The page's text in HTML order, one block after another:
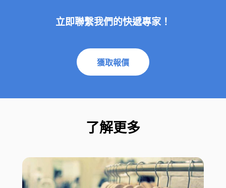
立即聯繫我們的快遞專家！
獲取報價
了解更多